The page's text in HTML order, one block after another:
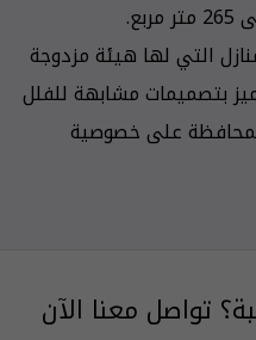
التي لها هيئة مزدوجة
بتصميمات مشابهة للفلل
على خصوصية
تواصل معنا الآن